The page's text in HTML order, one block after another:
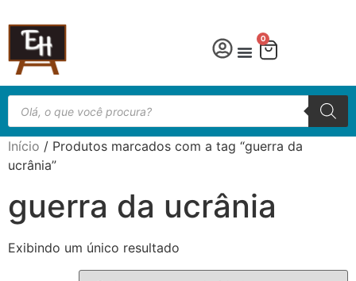
0
Início / Produtos marcados com a tag “guerra da
ucrânia”
guerra da ucrânia
Exibindo um único resultado